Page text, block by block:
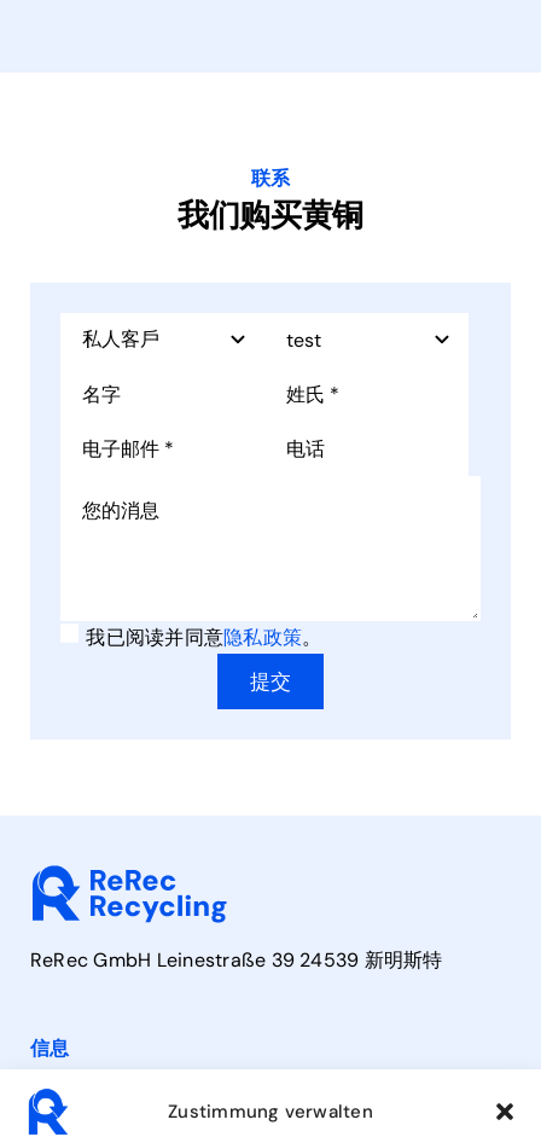
Zustimmung verwalten
联系
我们购买黄铜
我已阅读并同意隐私政策。
提交
ReRec GmbH Leinestraße 39 24539 新明斯特
信息
联系方式